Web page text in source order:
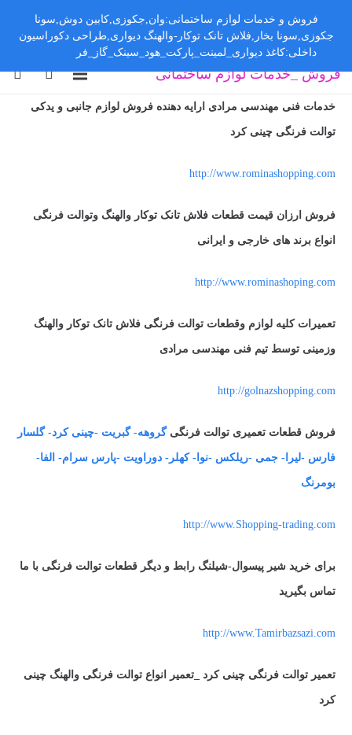
فروش _خدمات لوازم ساختمانی
خدمات فنی مهندسی مرادی ارایه دهنده فروش لوازم جانبی و یدکی
توالت فرنگی چینی کرد
http://www.rominashopping.com
فروش ارزان قیمت قطعات فلاش تانک توکار والهنگ وتوالت فرنگی
انواع برند های خارجی و ایرانی
http://www.rominashoping.com
تعمیرات کلیه لوازم وقطعات توالت فرنگی فلاش تانک توکار والهنگ
وزمینی توسط تیم فنی مهندسی مرادی
http://golnazshopping.com
فروش قطعات تعمیری توالت فرنگیگروهه- گبریت -چینی کرد- گلسار
فارس -لیرا- جمی -ریلکس -نوا- کهلر- دوراویت -پارس سرام- الفا-
بومرنگ
http://www.Shopping-trading.com
برای خرید شیر پیسوال-شیلنگ رابط و دیگر قطعات توالت فرنگی با ما
تماس بگیرید
http://www.Tamirbazsazi.com
تعمیر توالت فرنگی چینی کرد _تعمیر انواع توالت فرنگی والهنگ چینی
کرد
فروش و خدمات لوازم ساختمانی:وان,جکوزی,کابین دوش,سونا
جکوزی,سونا بخار,فلاش تانک توکار-والهنگ دیواری,طراحی دکوراسیون
داخلی:کاغذ دیواری_لمینت_پارکت_هود_سینک_گاز_فر